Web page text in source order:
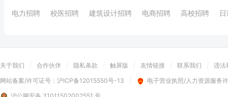
电力招聘
校医招聘 建筑设计招聘 电商招聘 高校招聘
关于我们 合作伙伴 隐私条款 触屏版 友情链接 联系我们
违法
网站备案/许可证号： 沪ICP备12015550号-13
电子营业执照/人力资源服务